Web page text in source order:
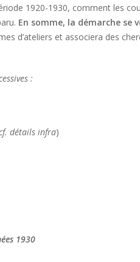
1920-1930, comment les
En somme, la démarche
d’ateliers et associera des
:
détails infra)
1930